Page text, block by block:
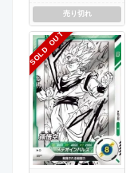
売り切れ
SOLD OUT